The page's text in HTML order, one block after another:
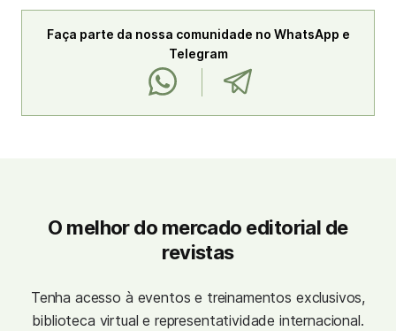
Faça parte da nossa comunidade no WhatsApp e
Telegram
O melhor do mercado editorial de
revistas
Tenha acesso à eventos e treinamentos exclusivos,
biblioteca virtual e representatividade internacional.